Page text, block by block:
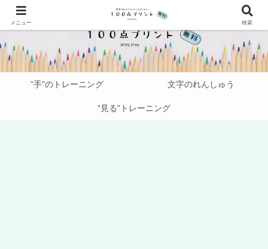
”手”のトレーニング 文字のれんしゅう
”見る”トレーニング
メニュー 検索